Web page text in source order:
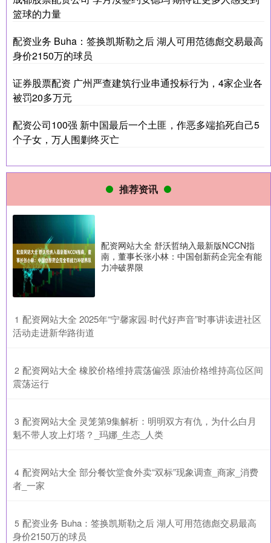
篮球的力量
配资业务 Buha：签换凯斯勒之后 湖人可用范德彪交易最高
身价2150万的球员
证券股票配资 广州严查建筑行业串通投标行为，4家企业各
被罚20多万元
配资公司100强 新中国最后一个土匪，作恶多端掐死自己5
个子女，万人围剿终灭亡
推荐资讯
配资网站大全 舒沃哲纳入最新版NCCN指
南，董事长张小林：中国创新药企完全有能
力冲破界限
1 ​配资网站大全 2025年“宁馨家园·时代好声音”时事讲读进社区
活动走进新华路街道
2 ​配资网站大全 橡胶价格维持震荡偏强 原油价格维持高位区间
震荡运行
3 ​配资网站大全 灵笼第9集解析：明明双方有仇，为什么白月
魁不带人攻上灯塔？_玛娜_生态_人类
4 ​配资网站大全 部分餐饮堂食外卖“双标”现象调查_商家_消费
者_一家
5 ​配资业务 Buha：签换凯斯勒之后 湖人可用范德彪交易最高
身价2150万的球员